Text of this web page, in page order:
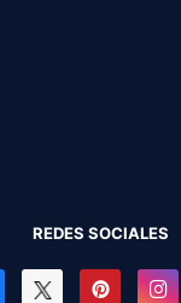
REDES SOCIALES